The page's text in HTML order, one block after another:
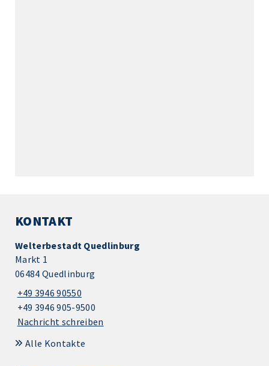
KONTAKT
Welterbestadt Quedlinburg
Markt 1
06484 Quedlinburg
+49 3946 90550
+49 3946 905-9500
Nachricht schreiben
Alle Kontakte